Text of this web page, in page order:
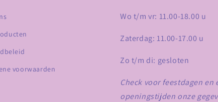
voorwaarden
Wo t/m vr: 11.00-18.00 u
Zaterdag: 11.00-17.00 u
Zo t/m di: gesloten
Check voor feestdagen en
openingstijden onze